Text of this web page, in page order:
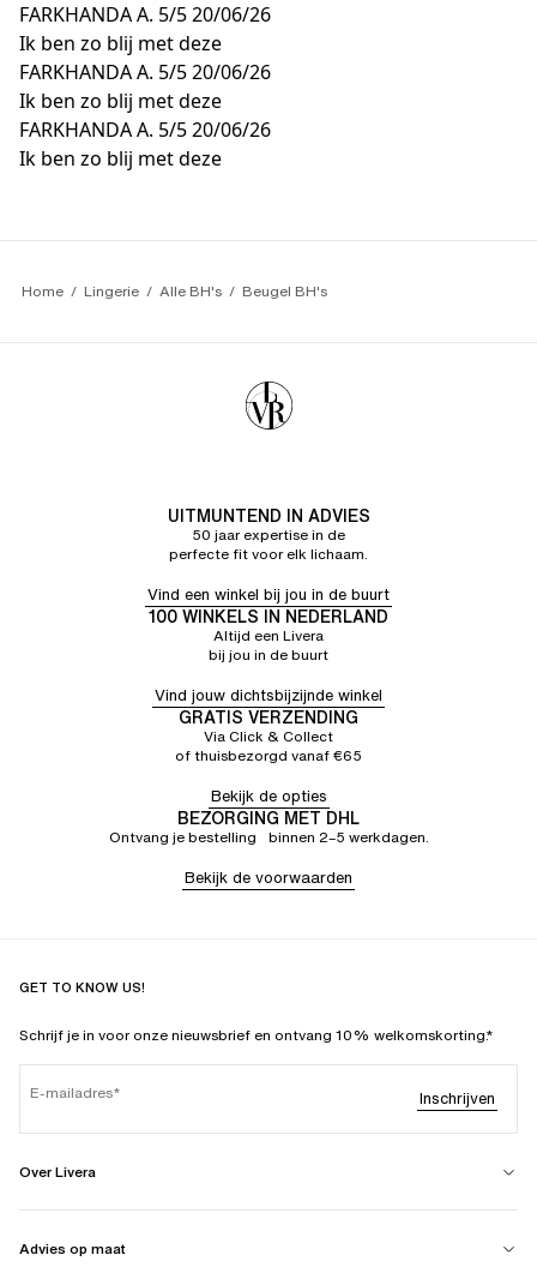
FARKHANDA A. 5/520/06/26
Ik ben zo blij met deze
FARKHANDA A. 5/520/06/26
Ik ben zo blij met deze
FARKHANDA A. 5/520/06/26
Ik ben zo blij met deze
Home Lingerie Alle BH's Beugel BH's
UITMUNTEND IN ADVIES
50 jaar expertise in de
perfecte fit voor elk lichaam.
Vind een winkel bij jou in de buurt
100 WINKELS IN NEDERLAND
Altijd een Livera
bij jou in de buurt
Vind jouw dichtsbijzijnde winkel
GRATIS VERZENDING
Via Click & Collect
of thuisbezorgd vanaf €65
Bekijk de opties
BEZORGING MET DHL
Ontvang je bestelling binnen 2–5 werkdagen.
Bekijk de voorwaarden
GET TO KNOW US!
Schrijf je in voor onze nieuwsbrief en ontvang 10% welkomskorting.*
E-mailadres Inschrijven
Over Livera
Advies op maat